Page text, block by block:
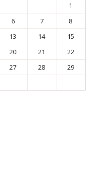
1
6 7
8
13 14
15
20 21
22
27 28
29